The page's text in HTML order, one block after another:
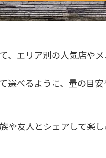
エリア別の人気店やメ
選べるように、量の目
や友人とシェアして楽